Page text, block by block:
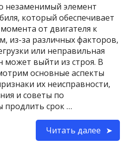
незаменимый элемент
который обеспечивает
от двигателя к
из-за различных факторов,
или неправильная
может выйти из строя. В
основные аспекты
их неисправности,
и советы по
продлить срок …
Читать далее